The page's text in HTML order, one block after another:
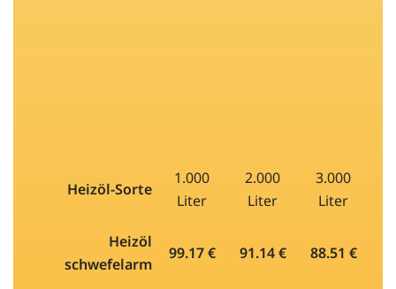
Heizöl-Sorte
1.000
Liter
2.000
Liter
3.000
Liter
Heizöl
schwefelarm
99.17 € 91.14 € 88.51 €